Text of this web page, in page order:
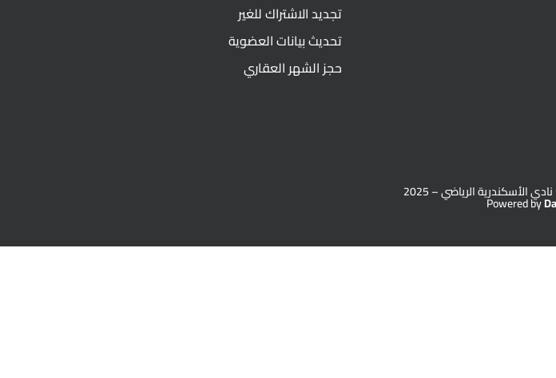
تجديد الاشتراك للغير
تحديث بيانات العضوية
حجز الشهر العقاري
الرياضي – 2025
Powered by